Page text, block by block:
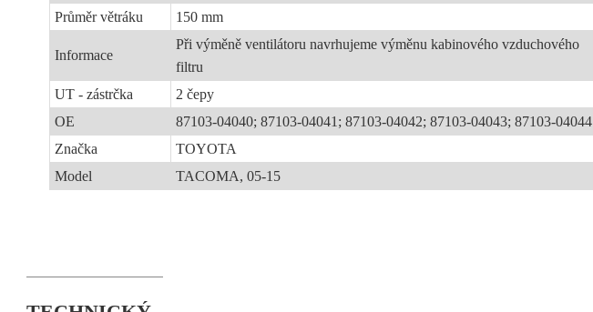
Průměr větráku 150 mm
Informace
Při výměně ventilátoru navrhujeme výměnu kabinového vzduchového
filtru
UT - zástrčka
2 čepy
OE
87103-04040; 87103-04041; 87103-04042; 87103-04043; 87103-04044
Značka
TOYOTA
Model
TACOMA, 05-15